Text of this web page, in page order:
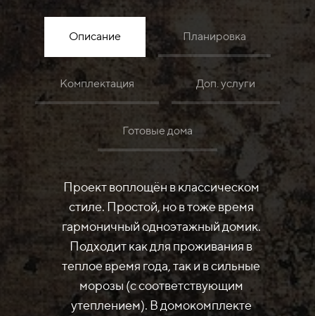
Описание Планировка
Комплектация Доп. услуги
Готовые дома
Проект воплощён в классическом
стиле. Простой, но в тоже время
гармоничный одноэтажный домик.
Подходит как для проживания в
теплое время года, так и в сильные
морозы (с соответствующим
утеплением). В домокомплекте